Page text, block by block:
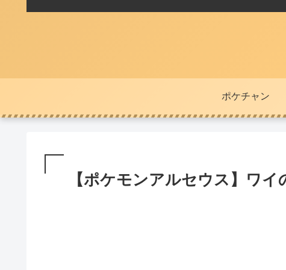
ポケチャン
【ポケモンアルセウス】ワイ